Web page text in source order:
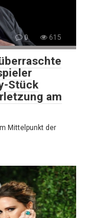
0 615
Stück
am
Mittelpunkt der